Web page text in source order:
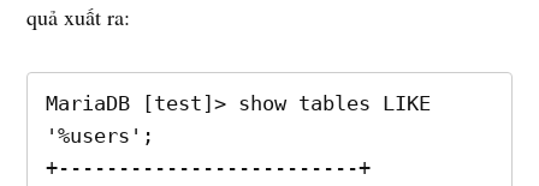
quả xuất ra:
MariaDB [test]> show tables LIKE
'%users';
+-------------------------+